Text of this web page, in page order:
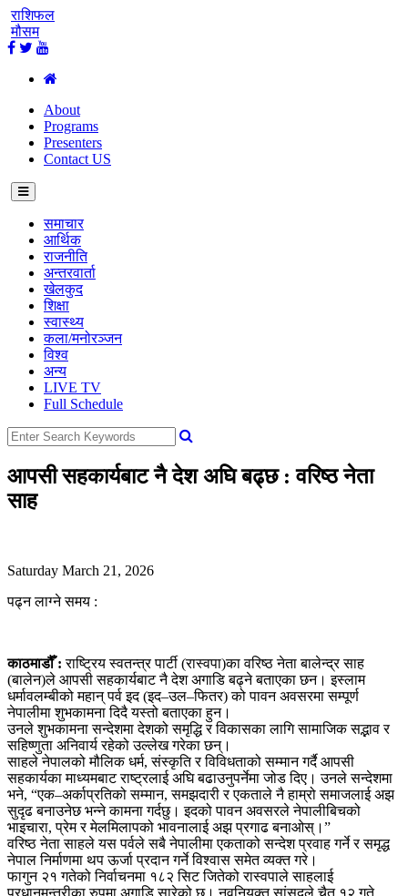
राशिफल
मौसम
About
Programs
Presenters
Contact US
समाचार
आर्थिक
राजनीति
अन्तरवार्ता
खेलकुद
शिक्षा
स्वास्थ्य
कला/मनोरञ्जन
विश्व
अन्य
LIVE TV
Full Schedule
आपसी सहकार्यबाट नै देश अघि बढ्छ : वरिष्ठ नेता
साह
Saturday March 21, 2026
पढ्न लाग्ने समय :
काठमाडौँ : राष्ट्रिय स्वतन्त्र पार्टी (रास्वपा)का वरिष्ठ नेता बालेन्द्र साह
(बालेन)ले आपसी सहकार्यबाट नै देश अगाडि बढ्ने बताएका छन। इस्लाम
धर्मावलम्बीको महान् पर्व इद (इद–उल–फितर) को पावन अवसरमा सम्पूर्ण
नेपालीमा शुभकामना दिदै यस्तो बताएका हुन।
उनले शुभकामना सन्देशमा देशको समृद्धि र विकासका लागि सामाजिक सद्भाव र
सहिष्णुता अनिवार्य रहेको उल्लेख गरेका छन्।
साहले नेपालको मौलिक धर्म, संस्कृति र विविधताको सम्मान गर्दै आपसी
सहकार्यका माध्यमबाट राष्ट्रलाई अघि बढाउनुपर्नेमा जोड दिए। उनले सन्देशमा
भने, “एक–अर्काप्रतिको सम्मान, समझदारी र एकताले नै हाम्रो समाजलाई अझ
सुदृढ बनाउनेछ भन्ने कामना गर्दछु। इदको पावन अवसरले नेपालीबिचको
भाइचारा, प्रेम र मेलमिलापको भावनालाई अझ प्रगाढ बनाओस्।”
वरिष्ठ नेता साहले यस पर्वले सबै नेपालीमा एकताको सन्देश प्रवाह गर्ने र समृद्ध
नेपाल निर्माणमा थप ऊर्जा प्रदान गर्ने विश्वास समेत व्यक्त गरे।
फागुन २१ गतेको निर्वाचनमा १८२ सिट जितेको रास्वपाले साहलाई
प्रधानमन्त्रीका रुपमा अगाडि सारेको छ। नवनियुक्त सांसदले चैत १२ गते